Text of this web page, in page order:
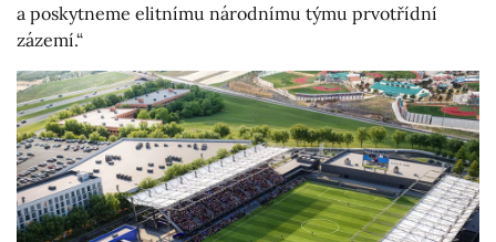
a poskytneme elitnímu národnímu týmu prvotřídní
zázemí.“